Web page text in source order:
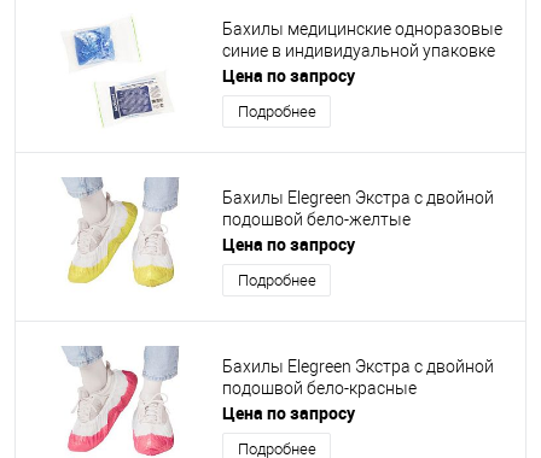
Бахилы медицинские одноразовые
синие в индивидуальной упаковке
Цена по запросу
Подробнее
Бахилы Elegreen Экстра с двойной
подошвой бело-желтые
Цена по запросу
Подробнее
Бахилы Elegreen Экстра с двойной
подошвой бело-красные
Цена по запросу
Подробнее